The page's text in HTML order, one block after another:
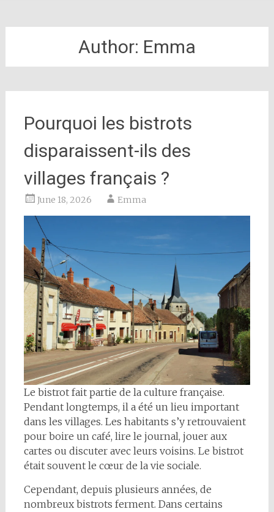
Author: Emma
Pourquoi les bistrots
disparaissent-ils des
villages français ?
June 18, 2026 Emma
Le bistrot fait partie de la culture française.
Pendant longtemps, il a été un lieu important
dans les villages. Les habitants s’y retrouvaient
pour boire un café, lire le journal, jouer aux
cartes ou discuter avec leurs voisins. Le bistrot
était souvent le cœur de la vie sociale.
Cependant, depuis plusieurs années, de
nombreux bistrots ferment. Dans certains